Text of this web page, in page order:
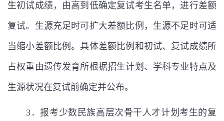
生初试成绩，由高到低确定复试考生名单，进行差额
复试。生源充足时可扩大差额比例，生源不足时可适
当缩小差额比例。具体差额比例和初试、复试成绩所
占权重由遗传发育所根据招生计划、学科专业特点及
生源状况在复试前确定并公布。
3 ．报考少数民族高层次骨干人才计划考生的复